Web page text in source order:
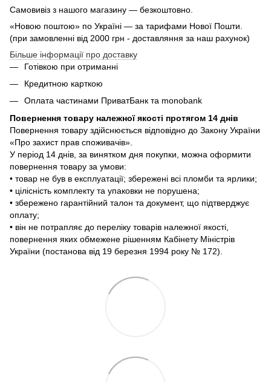
Самовивіз з нашого магазину — безкоштовно.
«Новою поштою» по Україні — за тарифами Нової Пошти.
(при замовленні від 2000 грн - доставляння за наш рахунок)
Більше інформації про доставку
Готівкою при отриманні
Кредитною карткою
Оплата частинами ПриватБанк та monobank
Повернення товару належної якості протягом 14 днів
Повернення товару здійснюється відповідно до Закону України
«Про захист прав споживачів».
У період 14 днів, за винятком дня покупки, можна оформити
повернення товару за умови:
• товар не був в експлуатації; збережені всі пломби та ярлики;
• цілісність комплекту та упаковки не порушена;
• збережено гарантійний талон та документ, що підтверджує
оплату;
• він не потрапляє до переліку товарів належної якості,
повернення яких обмежене рішенням Кабінету Міністрів
України (постанова від 19 березня 1994 року № 172).